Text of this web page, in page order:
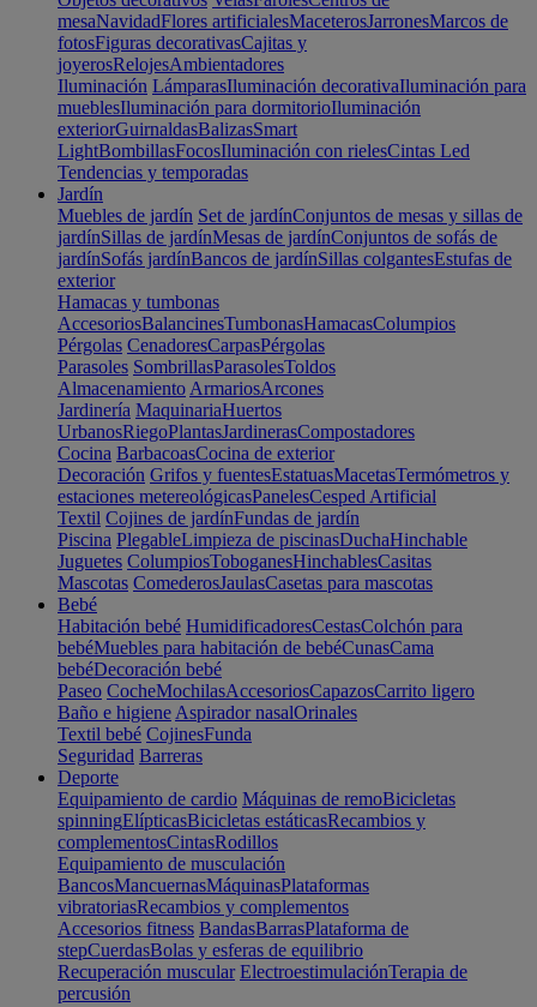
mesaNavidadFlores artificialesMaceterosJarronesMarcos de
fotosFiguras decorativasCajitas y
joyerosRelojesAmbientadores
Iluminación LámparasIluminación decorativaIluminación para
mueblesIluminación para dormitorioIluminación
exteriorGuirnaldasBalizasSmart
LightBombillasFocosIluminación con rielesCintas Led
Tendencias y temporadas
Jardín
Muebles de jardín Set de jardínConjuntos de mesas y sillas de
jardínSillas de jardínMesas de jardínConjuntos de sofás de
jardínSofás jardínBancos de jardínSillas colgantesEstufas de
exterior
Hamacas y tumbonas
AccesoriosBalancinesTumbonasHamacasColumpios
Pérgolas CenadoresCarpasPérgolas
Parasoles SombrillasParasolesToldos
Almacenamiento ArmariosArcones
Jardinería MaquinariaHuertos
UrbanosRiegoPlantasJardinerasCompostadores
Cocina BarbacoasCocina de exterior
Decoración Grifos y fuentesEstatuasMacetasTermómetros y
estaciones metereológicasPanelesCesped Artificial
Textil Cojines de jardínFundas de jardín
Piscina PlegableLimpieza de piscinasDuchaHinchable
Juguetes ColumpiosToboganesHinchablesCasitas
Mascotas ComederosJaulasCasetas para mascotas
Bebé
Habitación bebé HumidificadoresCestasColchón para
bebéMuebles para habitación de bebéCunasCama
bebéDecoración bebé
Paseo CocheMochilasAccesoriosCapazosCarrito ligero
Baño e higiene Aspirador nasalOrinales
Textil bebé CojinesFunda
Seguridad Barreras
Deporte
Equipamiento de cardio Máquinas de remoBicicletas
spinningElípticasBicicletas estáticasRecambios y
complementosCintasRodillos
Equipamiento de musculación
BancosMancuernasMáquinasPlataformas
vibratoriasRecambios y complementos
Accesorios fitness BandasBarrasPlataforma de
stepCuerdasBolas y esferas de equilibrio
Recuperación muscular ElectroestimulaciónTerapia de
percusión